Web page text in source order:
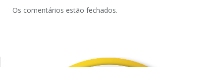
Os comentários estão fechados.